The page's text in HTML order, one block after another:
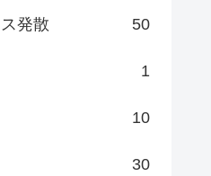
発散 50
1
10
30